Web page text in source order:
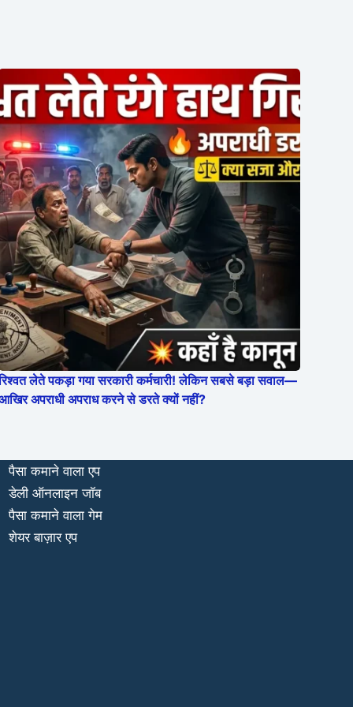
लेते पकड़ा गया सरकारी कर्मचारी! लेकिन सबसे बड़ा सवाल—
अपराधी अपराध करने से डरते क्यों नहीं?
पैसा कमाने वाला एप
डेली ऑनलाइन जॉब
पैसा कमाने वाला गेम
शेयर बाज़ार एप